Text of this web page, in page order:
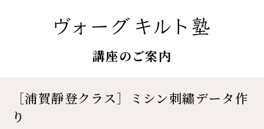
講座のご案内
［浦賀靜登クラス］ミシン刺繡データ作
り